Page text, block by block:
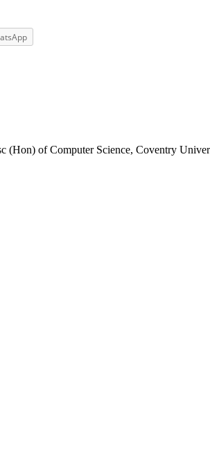
(Hon) of Computer Science, Coventry